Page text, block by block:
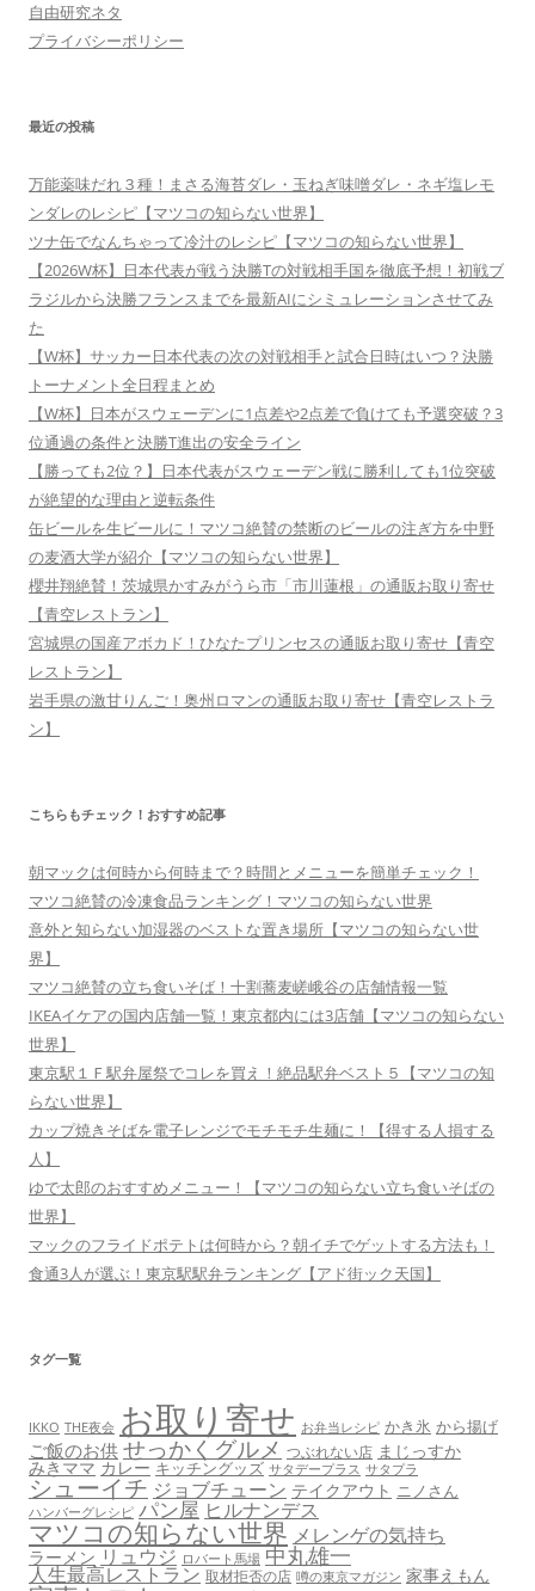
自由研究ネタ
プライバシーポリシー
最近の投稿
万能薬味だれ３種！まさる海苔ダレ・玉ねぎ味噌ダレ・ネギ塩レモ
ンダレのレシピ【マツコの知らない世界】
ツナ缶でなんちゃって冷汁のレシピ【マツコの知らない世界】
【2026W杯】日本代表が戦う決勝Tの対戦相手国を徹底予想！初戦ブ
ラジルから決勝フランスまでを最新AIにシミュレーションさせてみ
た
【W杯】サッカー日本代表の次の対戦相手と試合日時はいつ？決勝
トーナメント全日程まとめ
【W杯】日本がスウェーデンに1点差や2点差で負けても予選突破？3
位通過の条件と決勝T進出の安全ライン
【勝っても2位？】日本代表がスウェーデン戦に勝利しても1位突破
が絶望的な理由と逆転条件
缶ビールを生ビールに！マツコ絶賛の禁断のビールの注ぎ方を中野
の麦酒大学が紹介【マツコの知らない世界】
櫻井翔絶賛！茨城県かすみがうら市「市川蓮根」の通販お取り寄せ
【青空レストラン】
宮城県の国産アボカド！ひなたプリンセスの通販お取り寄せ【青空
レストラン】
岩手県の激甘りんご！奥州ロマンの通販お取り寄せ【青空レストラ
ン】
こちらもチェック！おすすめ記事
朝マックは何時から何時まで？時間とメニューを簡単チェック！
マツコ絶賛の冷凍食品ランキング！マツコの知らない世界
意外と知らない加湿器のベストな置き場所【マツコの知らない世
界】
マツコ絶賛の立ち食いそば！十割蕎麦嵯峨谷の店舗情報一覧
IKEAイケアの国内店舗一覧！東京都内には3店舗【マツコの知らない
世界】
東京駅１Ｆ駅弁屋祭でコレを買え！絶品駅弁ベスト５【マツコの知
らない世界】
カップ焼きそばを電子レンジでモチモチ生麺に！【得する人損する
人】
ゆで太郎のおすすめメニュー！【マツコの知らない立ち食いそばの
世界】
マックのフライドポテトは何時から？朝イチでゲットする方法も！
食通3人が選ぶ！東京駅駅弁ランキング【アド街ック天国】
タグ一覧
IKKO THE夜会 お取り寄せ お弁当レシピ かき氷 から揚げ
ご飯のお供 せっかくグルメ つぶれない店 まじっすか
みきママ カレー キッチングッズ サタデープラス サタプラ
シューイチ ジョブチューン テイクアウト ニノさん
ハンバーグレシピ パン屋 ヒルナンデス
マツコの知らない世界 メレンゲの気持ち
ラーメン リュウジ ロバート馬場 中丸雄一
人生最高レストラン 取材拒否の店 噂の東京マガジン 家事えもん